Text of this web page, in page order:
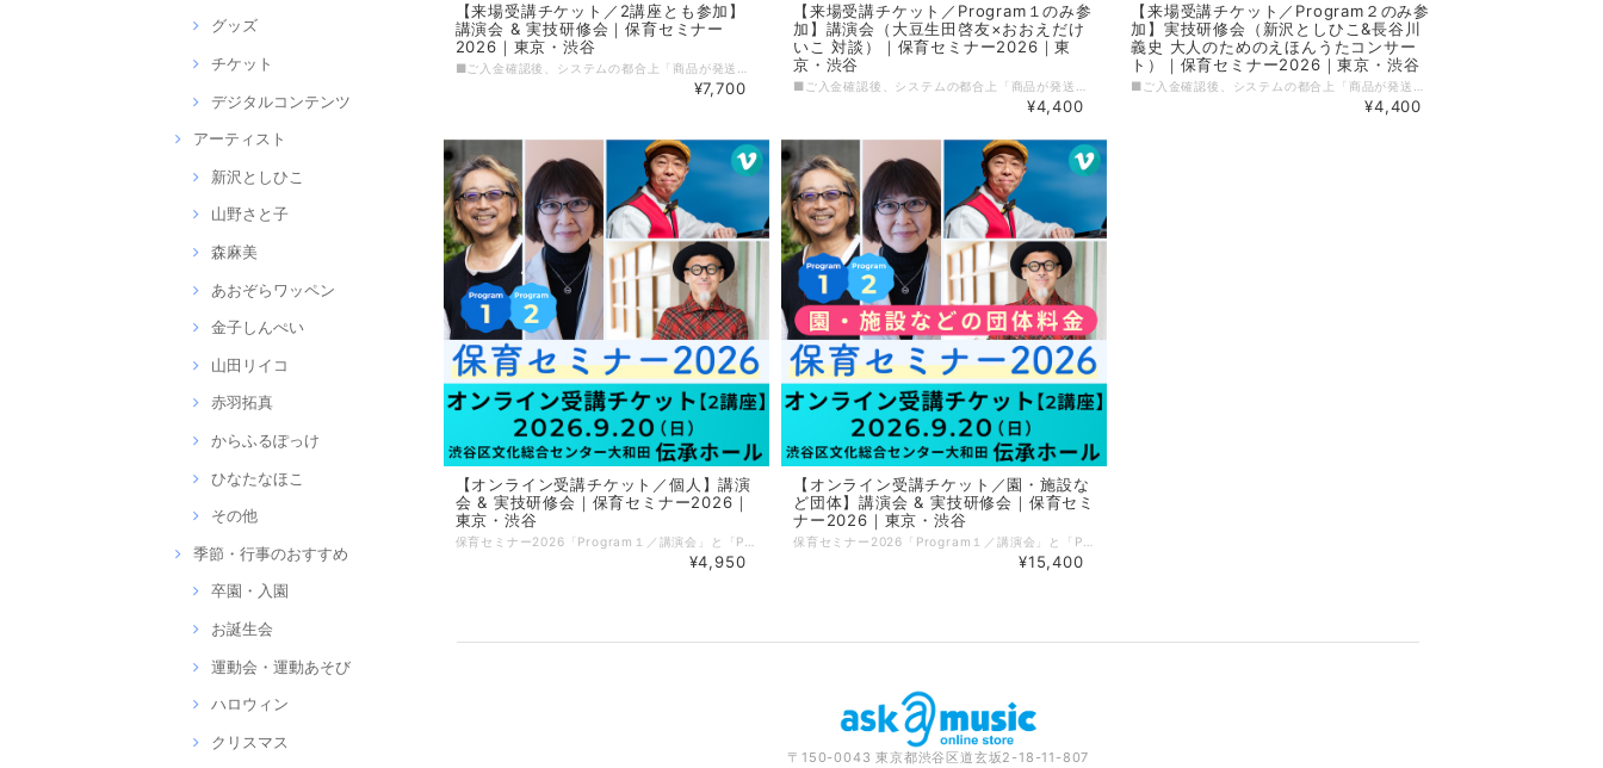
グッズ
チケット
デジタルコンテンツ
アーティスト
新沢としひこ
山野さと子
森麻美
あおぞらワッペン
金子しんぺい
山田リイコ
赤羽拓真
からふるぽっけ
ひなたなほこ
その他
季節・行事のおすすめ
卒園・入園
お誕生会
運動会・運動あそび
ハロウィン
クリスマス
【来場受講チケット／2講座とも参加】
講演会 & 実技研修会｜保育セミナー
2026｜東京・渋谷
¥7,700
【来場受講チケット／Program１のみ参
加】講演会（大豆生田啓友×おおえだけ
いこ 対談）｜保育セミナー2026｜東
京・渋谷
¥4,400
【来場受講チケット／Program２のみ参
加】実技研修会（新沢としひこ&長谷川
義史 大人のためのえほんうたコンサー
ト）｜保育セミナー2026｜東京・渋谷
¥4,400
【オンライン受講チケット／個人】講演
会 & 実技研修会｜保育セミナー2026｜
東京・渋谷
¥4,950
【オンライン受講チケット／園・施設な
ど団体】講演会 & 実技研修会｜保育セミ
ナー2026｜東京・渋谷
¥15,400
〒150-0043 東京都渋谷区道玄坂2-18-11-807